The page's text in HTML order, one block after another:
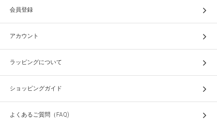
会員登録
アカウント
ラッピングについて
ショッピングガイド
よくあるご質問（FAQ)